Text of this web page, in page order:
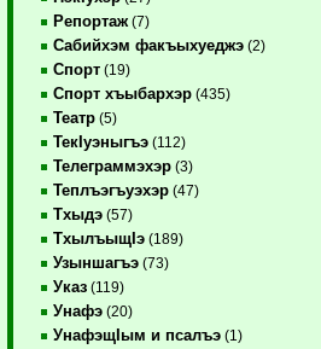
Репортаж (7)
Сабийхэм факъыхуеджэ (2)
Спорт (19)
Спорт хъыбархэр (435)
Театр (5)
ТекIуэныгъэ (112)
Телеграммэхэр (3)
Теплъэгъуэхэр (47)
Тхыдэ (57)
ТхылъыщIэ (189)
Узыншагъэ (73)
Указ (119)
Унафэ (20)
УнафэщIым и псалъэ (1)